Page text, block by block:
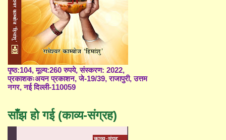
पृष्ठ:104, मूल्य:260 रुपये, संस्करण: 2022,
प्रकाशकःअयन प्रकाशन, जे-19/39, राजापुरी, उत्तम
नगर, नई दिल्ली-110059
साँझ हो गई (काव्य-संग्रह)